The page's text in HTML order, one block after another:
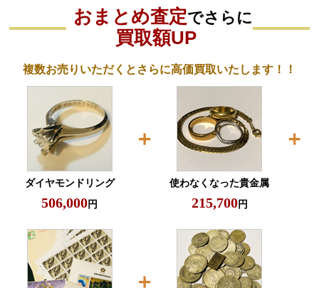
おまとめ査定でさらに
買取額UP
複数お売りいただくとさらに高価買取いたします！！
ダイヤモンドリング
506,000円
使わなくなった貴金属
215,700円